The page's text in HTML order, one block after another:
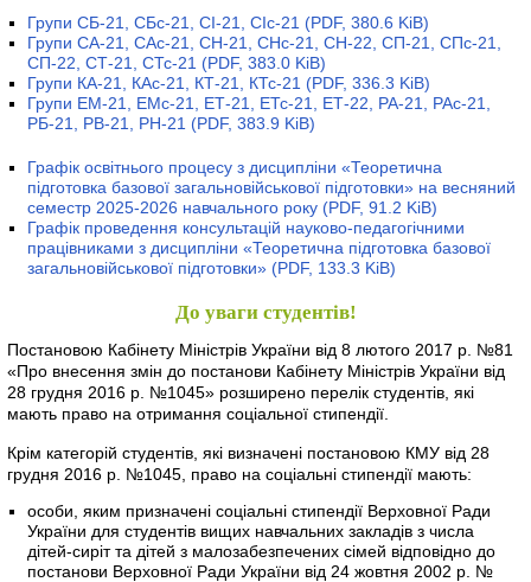
Групи СБ-21, СБс-21, СІ-21, СІс-21 (PDF, 380.6 KiB)
Групи СА-21, САс-21, СН-21, СНс-21, СН-22, СП-21, СПс-21,
СП-22, СТ-21, СТс-21 (PDF, 383.0 KiB)
Групи КА-21, КАс-21, КТ-21, КТс-21 (PDF, 336.3 KiB)
Групи ЕМ-21, ЕМс-21, ЕТ-21, ЕТс-21, ЕТ-22, РА-21, РАс-21,
РБ-21, РВ-21, РН-21 (PDF, 383.9 KiB)
Графік освітнього процесу з дисципліни «Теоретична
підготовка базової загальновійськової підготовки» на весняний
семестр 2025-2026 навчального року (PDF, 91.2 KiB)
Графік проведення консультацій науково-педагогічними
працівниками з дисципліни «Теоретична підготовка базової
загальновійськової підготовки» (PDF, 133.3 KiB)
До уваги студентів!
Постановою Кабінету Міністрів України від 8 лютого 2017 р. №81
«Про внесення змін до постанови Кабінету Міністрів України від
28 грудня 2016 р. №1045» розширено перелік студентів, які
мають право на отримання соціальної стипендії.
Крім категорій студентів, які визначені постановою КМУ від 28
грудня 2016 р. №1045, право на соціальні стипендії мають:
особи, яким призначені соціальні стипендії Верховної Ради
України для студентів вищих навчальних закладів з числа
дітей-сиріт та дітей з малозабезпечених сімей відповідно до
постанови Верховної Ради України від 24 жовтня 2002 р. №